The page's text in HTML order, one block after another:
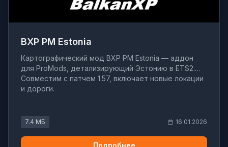
BXP PM Estonia
Картографический мод BXP PM Estonia — аддон
для ProMods, детализирующий Эстонию в ETS2.
Совместим с патчем 1.57, включает новые локации
и дороги.
7.4 МБ 16.01.2026
Подробнее